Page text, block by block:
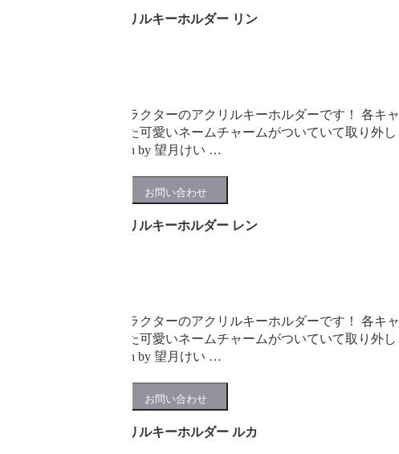
プチステーション アクリルキーホルダー リン
プチステーションキャラクターのアクリルキーホルダーです！ 各キャ
ラごとに切符の形をした可愛いネームチャームがついていて取り外し
も可能♪ 全6種 illustration by 望月けい …
プチステーション アクリルキーホルダー レン
プチステーションキャラクターのアクリルキーホルダーです！ 各キャ
ラごとに切符の形をした可愛いネームチャームがついていて取り外し
も可能♪ 全6種 illustration by 望月けい …
プチステーション アクリルキーホルダー ルカ